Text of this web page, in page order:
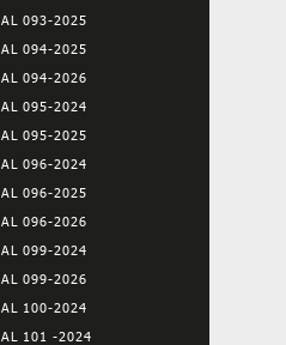
093-2025
094-2025
094-2026
095-2024
095-2025
096-2024
096-2025
096-2026
099-2024
099-2026
100-2024
101 -2024